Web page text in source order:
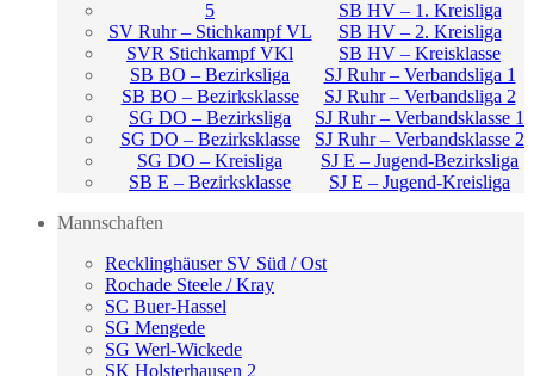
5
SB HV – 1. Kreisliga
SV Ruhr – Stichkampf VL
SB HV – 2. Kreisliga
SVR Stichkampf VKl
SB HV – Kreisklasse
SB BO – Bezirksliga
SJ Ruhr – Verbandsliga 1
SB BO – Bezirksklasse
SJ Ruhr – Verbandsliga 2
SG DO – Bezirksliga
SJ Ruhr – Verbandsklasse 1
SG DO – Bezirksklasse
SJ Ruhr – Verbandsklasse 2
SG DO – Kreisliga
SJ E – Jugend-Bezirksliga
SB E – Bezirksklasse
SJ E – Jugend-Kreisliga
Mannschaften
Recklinghäuser SV Süd / Ost
Rochade Steele / Kray
SC Buer-Hassel
SG Mengede
SG Werl-Wickede
SK Holsterhausen 2